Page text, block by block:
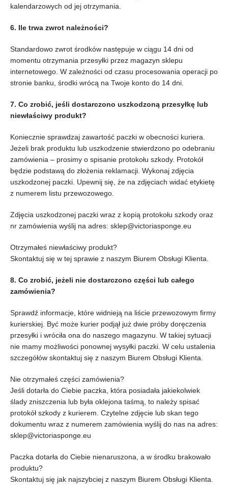
kalendarzowych od jej otrzymania.
6. Ile trwa zwrot należności?
Standardowo zwrot środków następuje w ciągu 14 dni od
momentu otrzymania przesyłki przez magazyn sklepu
internetowego. W zależności od czasu procesowania operacji po
stronie banku, środki wrócą na Twoje konto do 14 dni.
7. Co zrobić, jeśli dostarczono uszkodzoną przesyłkę lub
niewłaściwy produkt?
Koniecznie sprawdzaj zawartość paczki w obecności kuriera.
Jeżeli brak produktu lub uszkodzenie stwierdzono po odebraniu
zamówienia – prosimy o spisanie protokołu szkody. Protokół
będzie podstawą do złożenia reklamacji. Wykonaj zdjęcia
uszkodzonej paczki. Upewnij się, że na zdjęciach widać etykietę
z numerem listu przewozowego.
Zdjęcia uszkodzonej paczki wraz z kopią protokołu szkody oraz
nr zamówienia wyślij na adres: sklep@victoriasponge.eu
Otrzymałeś niewłaściwy produkt?
Skontaktuj się w tej sprawie z naszym Biurem Obsługi Klienta.
8. Co zrobić, jeżeli nie dostarczono części lub całego
zamówienia?
Sprawdź informacje, które widnieją na liście przewozowym firmy
kurierskiej. Być może kurier podjął już dwie próby doręczenia
przesyłki i wróciła ona do naszego magazynu. W takiej sytuacji
nie mamy możliwości ponownej wysyłki paczki. W celu ustalenia
szczegółów skontaktuj się z naszym Biurem Obsługi Klienta.
Nie otrzymałeś części zamówienia?
Jeśli dotarła do Ciebie paczka, która posiadała jakiekolwiek
ślady zniszczenia lub była oklejona taśmą, to należy spisać
protokół szkody z kurierem. Czytelne zdjęcie lub skan tego
dokumentu wraz z numerem zamówienia wyślij do nas na adres:
sklep@victoriasponge.eu
Paczka dotarła do Ciebie nienaruszona, a w środku brakowało
produktu?
Skontaktuj się jak najszybciej z naszym Biurem Obsługi Klienta.